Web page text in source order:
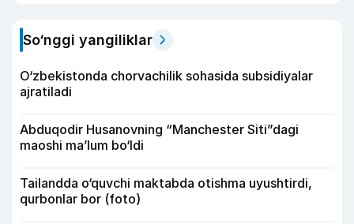
So‘nggi yangiliklar
O‘zbekistonda chorvachilik sohasida subsidiyalar
ajratiladi
Abduqodir Husanovning “Manchester Siti”dagi
maoshi ma’lum bo‘ldi
Tailandda o‘quvchi maktabda otishma uyushtirdi,
qurbonlar bor (foto)